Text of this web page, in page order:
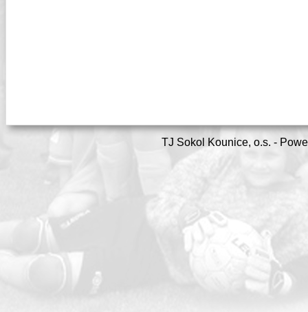
TJ Sokol Kounice, o.s. -